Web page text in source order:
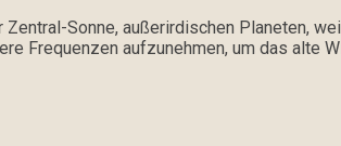
Sonne, außerirdischen Planeten,
Frequenzen aufzunehmen, um das alte